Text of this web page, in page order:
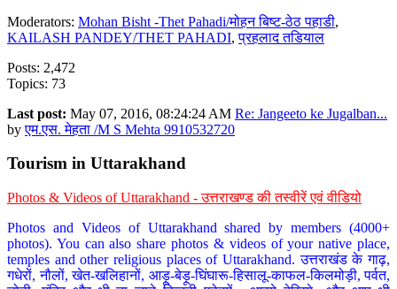
Moderators: Mohan Bisht -Thet Pahadi/मोहन बिष्ट-ठेठ पहाडी,
KAILASH PANDEY/THET PAHADI,प्रहलाद तडियाल
Posts: 2,472
Topics: 73
Last post: May 07, 2016, 08:24:24 AM Re: Jangeeto ke Jugalban...
byएम.एस. मेहता /M S Mehta 9910532720
Tourism in Uttarakhand
Photos & Videos of Uttarakhand - उत्तराखण्ड की तस्वीरें एवं वीडियो
Photos and Videos of Uttarakhand shared by members (4000+
photos). You can also share photos & videos of your native place,
temples and other religious places of Uttarakhand. उत्तराखंड के गाढ़,
गधेरों, नौलों, खेत-खलिहानों, आड़ू-बेड़ू-घिंघारू-हिसालू-काफल-किलमोड़ी, पर्वत,